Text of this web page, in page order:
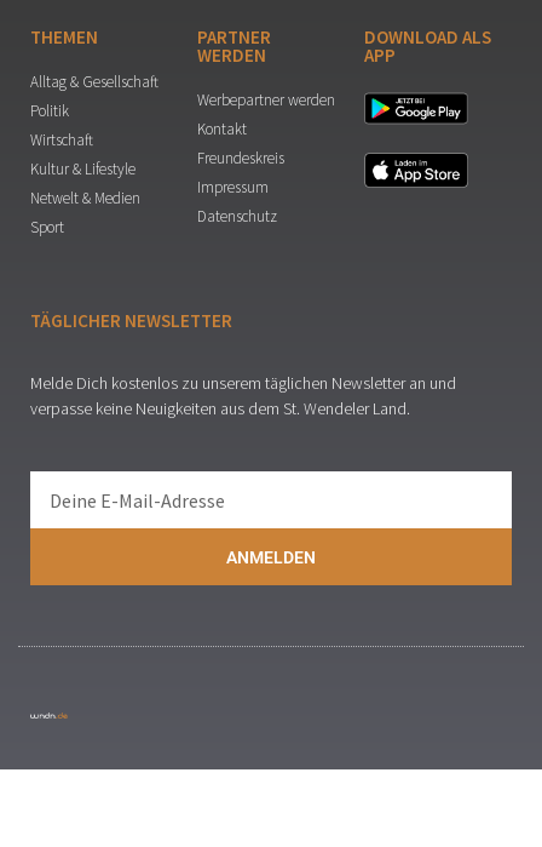
THEMEN
Alltag & Gesellschaft
Politik
Wirtschaft
Kultur & Lifestyle
Netwelt & Medien
Sport
PARTNER
WERDEN
Werbepartner werden
Kontakt
Freundeskreis
Impressum
Datenschutz
DOWNLOAD ALS
APP
TÄGLICHER NEWSLETTER
Melde Dich kostenlos zu unserem täglichen Newsletter an und
verpasse keine Neuigkeiten aus dem St. Wendeler Land.
ANMELDEN